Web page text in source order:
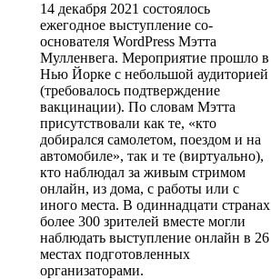
14 декабря 2021 состоялось
ежегодное выступление со-
основателя WordPress Мэтта
Мулленвега. Мероприятие прошло в
Нью Йорке с небольшой аудиторией
(требовалось подтверждение
вакцинации). По словам Мэтта
присутствовали как те, «кто
добирался самолетом, поездом и на
автомобиле», так и те (виртуально),
кто наблюдал за живым стримом
онлайн, из дома, с работы или с
иного места. В одиннадцати странах
более 300 зрителей вместе могли
наблюдать выступление онлайн в 26
местах подготовленных
организаторами.